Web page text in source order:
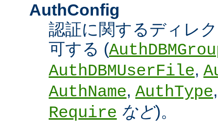
AuthConfig
認証に関するディレ
可する (
AuthDBMUserFile,
AuthName, AuthType
Require など)。